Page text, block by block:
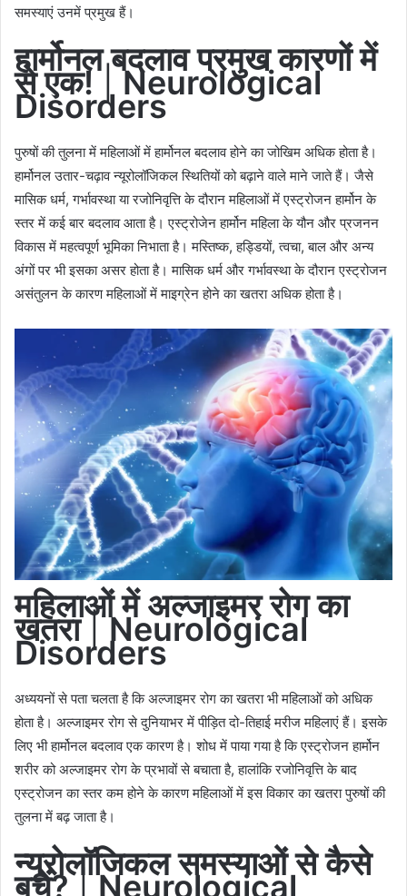
समस्याएं उनमें प्रमुख हैं।
हार्मोनल बदलाव प्रमुख कारणों में
से एक!|Neurological
Disorders
पुरुषों की तुलना में महिलाओं में हार्मोनल बदलाव होने का जोखिम अधिक होता है।
हार्मोनल उतार-चढ़ाव न्यूरोलॉजिकल स्थितियों को बढ़ाने वाले माने जाते हैं। जैसे
मासिक धर्म, गर्भावस्था या रजोनिवृत्ति के दौरान महिलाओं में एस्ट्रोजन हार्मोन के
स्तर में कई बार बदलाव आता है। एस्ट्रोजेन हार्मोन महिला के यौन और प्रजनन
विकास में महत्वपूर्ण भूमिका निभाता है। मस्तिष्क, हड्डियों, त्वचा, बाल और अन्य
अंगों पर भी इसका असर होता है। मासिक धर्म और गर्भावस्था के दौरान एस्ट्रोजन
असंतुलन के कारण महिलाओं में माइग्रेन होने का खतरा अधिक होता है।
महिलाओं में अल्जाइमर रोग का
खतरा|Neurological
Disorders
अध्ययनों से पता चलता है कि अल्जाइमर रोग का खतरा भी महिलाओं को अधिक
होता है। अल्जाइमर रोग से दुनियाभर में पीड़ित दो-तिहाई मरीज महिलाएं हैं। इसके
लिए भी हार्मोनल बदलाव एक कारण है। शोध में पाया गया है कि एस्ट्रोजन हार्मोन
शरीर को अल्जाइमर रोग के प्रभावों से बचाता है, हालांकि रजोनिवृत्ति के बाद
एस्ट्रोजन का स्तर कम होने के कारण महिलाओं में इस विकार का खतरा पुरुषों की
तुलना में बढ़ जाता है।
न्यूरोलॉजिकल समस्याओं से कैसे
बचें?|Neurological